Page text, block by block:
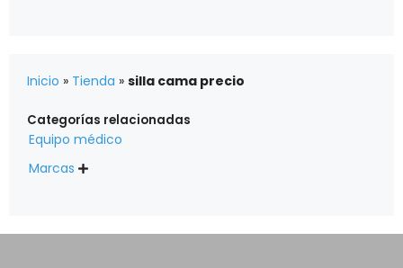
Inicio » Tienda » silla cama precio
Categorías relacionadas
Equipo médico
Marcas 